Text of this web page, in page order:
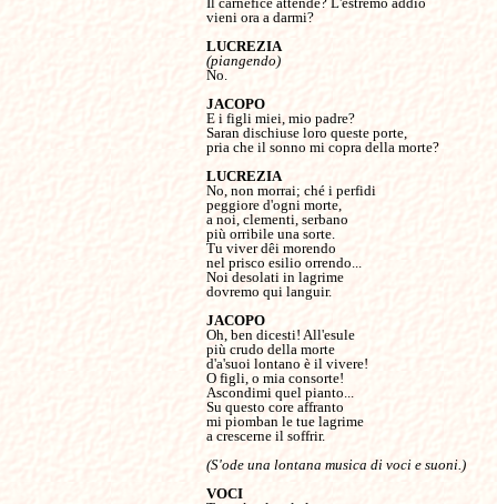
vieni ora a darmi?
LUCREZIA
(piangendo)
No.
JACOPO
E i figli miei, mio padre?
Saran dischiuse loro queste porte,
pria che il sonno mi copra della morte?
LUCREZIA
No, non morrai; ché i perfidi
peggiore d'ogni morte,
a noi, clementi, serbano
più orribile una sorte.
Tu viver dêi morendo
nel prisco esilio orrendo...
Noi desolati in lagrime
dovremo qui languir.
JACOPO
Oh, ben dicesti! All'esule
più crudo della morte
d'a'suoi lontano è il vivere!
O figli, o mia consorte!
Ascondimi quel pianto...
Su questo core affranto
mi piomban le tue lagrime
a crescerne il soffrir.
(S'ode una lontana musica di voci e suoni.)
VOCI